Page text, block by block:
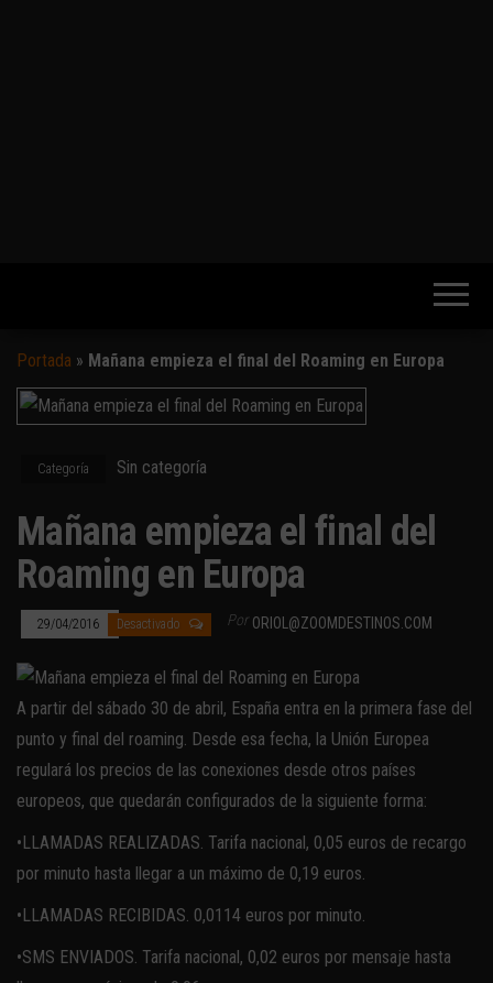
Portada » Mañana empieza el final del Roaming en Europa
Categoría Sin categoría
Mañana empieza el final del
Roaming en Europa
29/04/2016 Desactivado Por ORIOL@ZOOMDESTINOS.COM
A partir del sábado 30 de abril, España entra en la primera fase del
punto y final del roaming. Desde esa fecha, la Unión Europea
regulará los precios de las conexiones desde otros países
europeos, que quedarán configurados de la siguiente forma:
•LLAMADAS REALIZADAS. Tarifa nacional, 0,05 euros de recargo
por minuto hasta llegar a un máximo de 0,19 euros.
•LLAMADAS RECIBIDAS. 0,0114 euros por minuto.
•SMS ENVIADOS. Tarifa nacional, 0,02 euros por mensaje hasta